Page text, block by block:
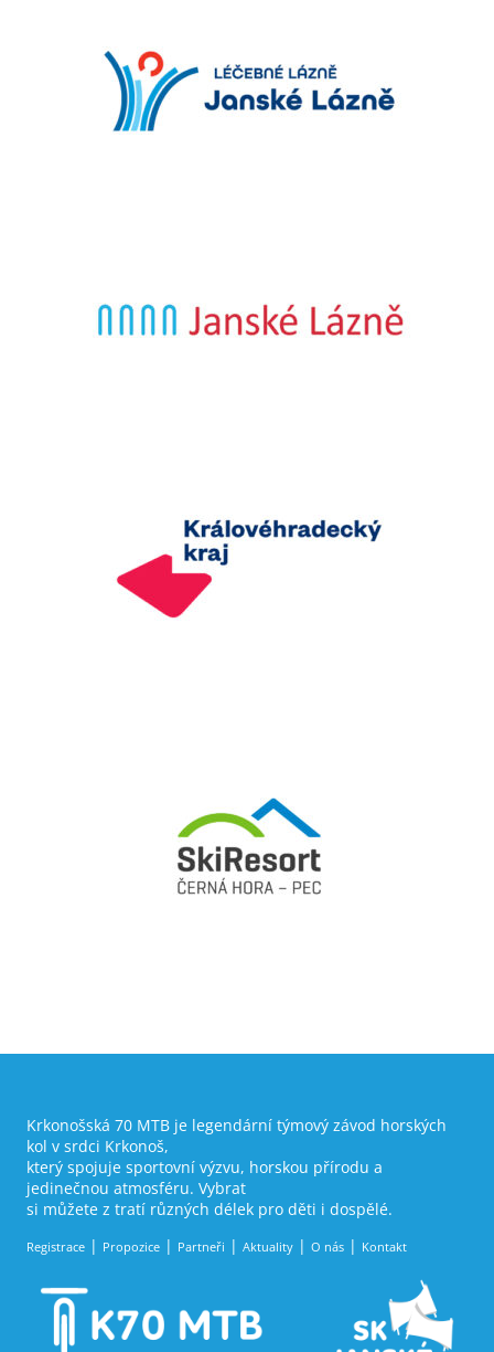
Krkonošská 70 MTB je legendární týmový závod horských
kol v srdci Krkonoš,
který spojuje sportovní výzvu, horskou přírodu a
jedinečnou atmosféru. Vybrat
si můžete z tratí různých délek pro děti i dospělé.
Registrace Propozice Partneři Aktuality O nás Kontakt